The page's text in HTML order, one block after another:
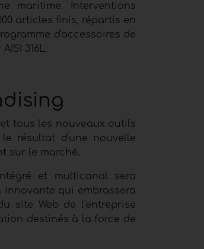
maritime. Interventions
articles finis, répartis en
d'accessoires de
316L.
tous les nouveaux outils
résultat d'une nouvelle
sur le marché.
et multicanal sera
qui embrassera
site Web de l'entreprise
destinés à la force de